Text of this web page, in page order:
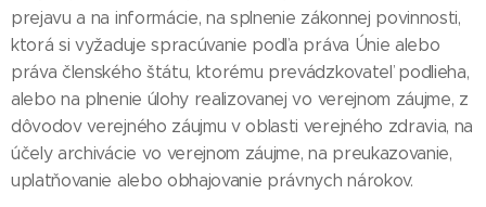
prejavu a na informácie, na splnenie zákonnej povinnosti,
ktorá si vyžaduje spracúvanie podľa práva Únie alebo
práva členského štátu, ktorému prevádzkovateľ podlieha,
alebo na plnenie úlohy realizovanej vo verejnom záujme, z
dôvodov verejného záujmu v oblasti verejného zdravia, na
účely archivácie vo verejnom záujme, na preukazovanie,
uplatňovanie alebo obhajovanie právnych nárokov.